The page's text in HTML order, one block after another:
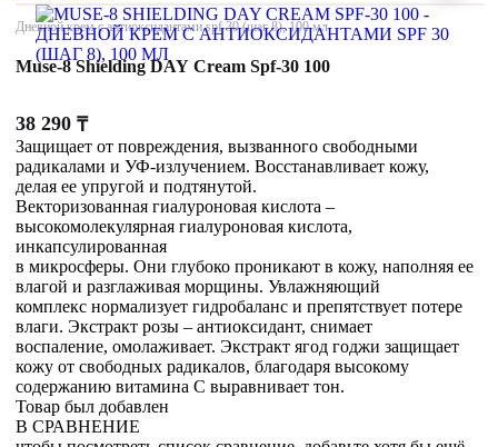
Дневной крем с антиоксидантами spf 30 (шаг 8), 100 мл
Muse-8 Shielding DAY Cream Spf-30 100
38 290 ₸
Защищает от повреждения, вызванного свободными
радикалами и УФ-излучением. Восстанавливает кожу,
делая ее упругой и подтянутой.
Векторизованная гиалуроновая кислота –
высокомолекулярная гиалуроновая кислота,
инкапсулированная
в микросферы. Они глубоко проникают в кожу, наполняя ее
влагой и разглаживая морщины. Увлажняющий
комплекс нормализует гидробаланс и препятствует потере
влаги. Экстракт розы – антиоксидант, снимает
воспаление, омолаживает. Экстракт ягод годжи защищает
кожу от свободных радикалов, благодаря высокому
содержанию витамина С выравнивает тон.
Товар был добавлен
В СРАВНЕНИЕ